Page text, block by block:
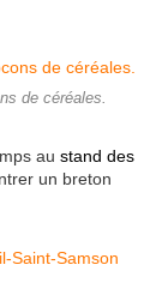
de céréales.
au stand des
un breton